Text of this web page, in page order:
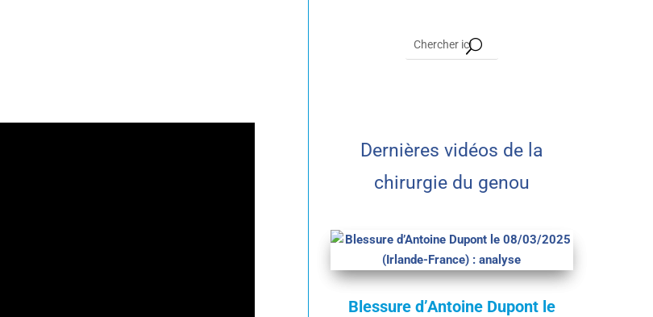
Dernières vidéos de la
chirurgie du genou
Blessure d’Antoine Dupont le